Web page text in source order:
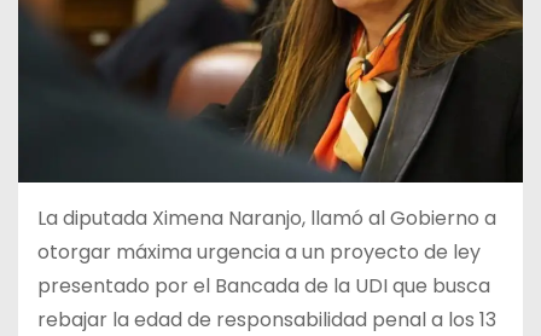
La diputada Ximena Naranjo, llamó al Gobierno a
otorgar máxima urgencia a un proyecto de ley
presentado por el Bancada de la UDI que busca
rebajar la edad de responsabilidad penal a los 13